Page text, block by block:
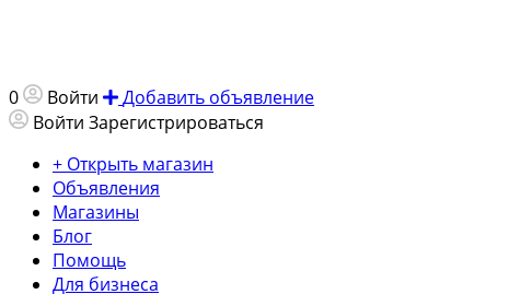
0 Войти
Добавить объявление
Войти Зарегистрироваться
+ Открыть магазин
Объявления
Магазины
Блог
Помощь
Для бизнеса